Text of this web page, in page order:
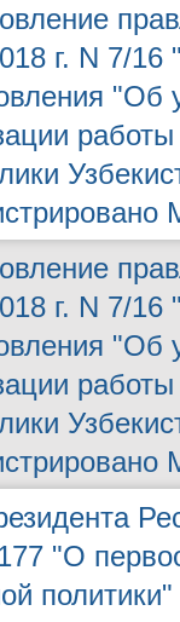
г. N 7/
"Об
г. N 7/
"Об
"О
политики"